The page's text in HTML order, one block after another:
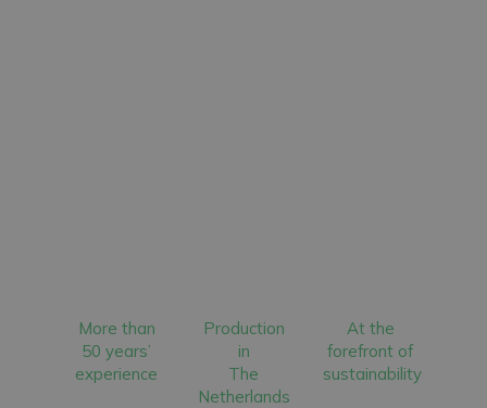
More than
50 years’
experience
Production
in
The
Netherlands
At the
forefront of
sustainability